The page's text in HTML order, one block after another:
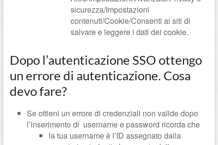
sicurezza/Impostazioni
contenuti/Cookie/Consenti ai siti di
salvare e leggere i dati dei cookie.
Dopo l’autenticazione SSO ottengo
un errore di autenticazione. Cosa
devo fare?
Se ottieni un errore di credenziali non valide dopo
l’inserimento di username e password ricorda che
la tua username è l’ID assegnato dalla